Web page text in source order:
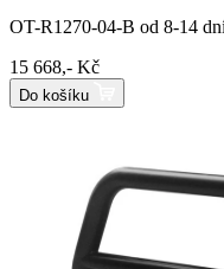
OT-R1270-04-B od 8-14
15 668,- Kč
Do košíku